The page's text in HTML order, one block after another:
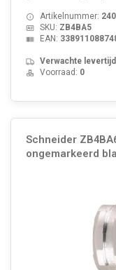
Artikelnummer:
SKU: ZB4BA5
EAN:
Verwachte
Voorraad: 0
Schneider
ongemarkeerd